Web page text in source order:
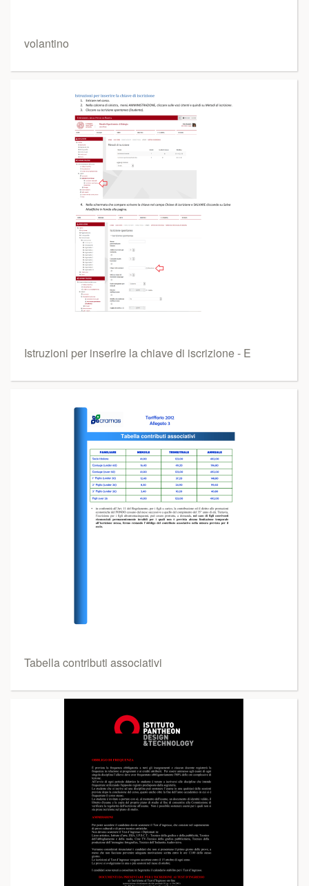
volantino
Istruzioni per inserire la chiave di iscrizione - E
Tabella contributi associativi